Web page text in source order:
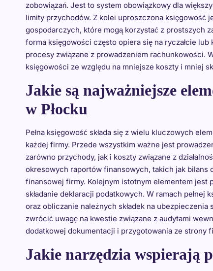
zobowiązań. Jest to system obowiązkowy dla
limity przychodów. Z kolei uproszczona księgowość
gospodarczych, które mogą korzystać z prostszych
forma księgowości często opiera się na ryczałcie
procesy związane z prowadzeniem rachunkowości.
księgowości ze względu na mniejsze koszty i mniej
Jakie są najważniejsze
w Płocku
Pełna księgowość składa się z wielu kluczowych
każdej firmy. Przede wszystkim ważne jest
zarówno przychody, jak i koszty związane z
okresowych raportów finansowych, takich jak bilans
finansowej firmy. Kolejnym istotnym elementem
składanie deklaracji podatkowych. W ramach
oraz obliczanie należnych składek na
zwrócić uwagę na kwestie związane z audytami
dodatkowej dokumentacji i przygotowania ze strony
Jakie narzędzia wspierają